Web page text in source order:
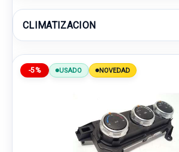
CLIMATIZACION
-5% USADO NOVEDAD